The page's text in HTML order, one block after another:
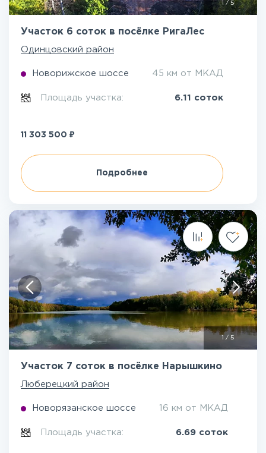
1 / 5
Участок 6 соток в посёлке РигаЛес
Одинцовский район
Новорижское шоссе 45 км от МКАД
Площадь участка: 6.11 соток
11 303 500 ₽
Подробнее
/ 5
Участок 7 соток в посёлке Нарышкино
Люберецкий район
Новорязанское шоссе 16 км от МКАД
Площадь участка: 6.69 соток